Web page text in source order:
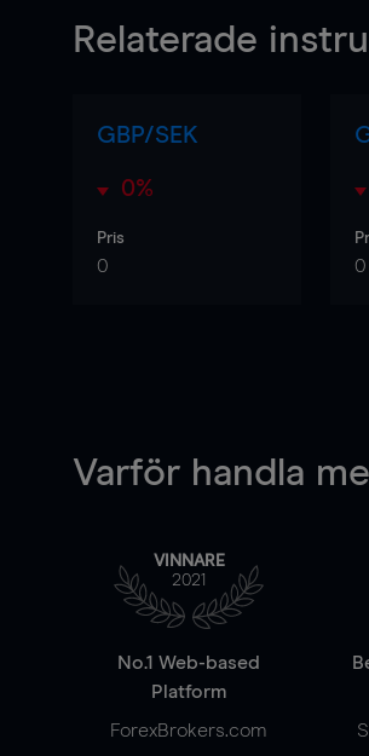
Relaterade
GBP/SEK
0%
Pris
0 0
Varför handla
VINNARE
2021
No.1 Web-based
Platform
ForexBrokers.com